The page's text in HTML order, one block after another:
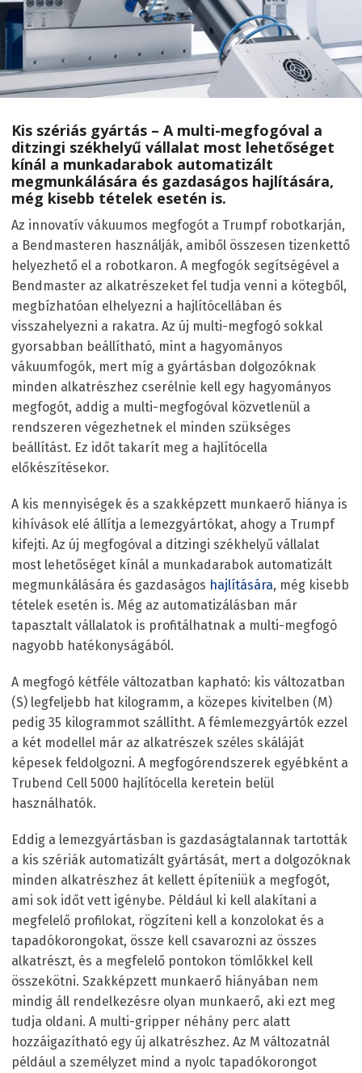
Kis szériás gyártás – A multi-megfogóval a
ditzingi székhelyű vállalat most lehetőséget
kínál a munkadarabok automatizált
megmunkálására és gazdaságos hajlítására,
még kisebb tételek esetén is.
Az innovatív vákuumos megfogót a Trumpf robotkarján,
a Bendmasteren használják, amiből összesen tizenkettő
helyezhető el a robotkaron. A megfogók segítségével a
Bendmaster az alkatrészeket fel tudja venni a kötegből,
megbízhatóan elhelyezni a hajlítócellában és
visszahelyezni a rakatra. Az új multi-megfogó sokkal
gyorsabban beállítható, mint a hagyományos
vákuumfogók, mert míg a gyártásban dolgozóknak
minden alkatrészhez cserélnie kell egy hagyományos
megfogót, addig a multi-megfogóval közvetlenül a
rendszeren végezhetnek el minden szükséges
beállítást. Ez időt takarít meg a hajlítócella
előkészítésekor.
A kis mennyiségek és a szakképzett munkaerő hiánya is
kihívások elé állítja a lemezgyártókat, ahogy a Trumpf
kifejti. Az új megfogóval a ditzingi székhelyű vállalat
most lehetőséget kínál a munkadarabok automatizált
megmunkálására és gazdaságos hajlítására, még kisebb
tételek esetén is. Még az automatizálásban már
tapasztalt vállalatok is profitálhatnak a multi-megfogó
nagyobb hatékonyságából.
A megfogó kétféle változatban kapható: kis változatban
(S) legfeljebb hat kilogramm, a közepes kivitelben (M)
pedig 35 kilogrammot szállítht. A fémlemezgyártók ezzel
a két modellel már az alkatrészek széles skáláját
képesek feldolgozni. A megfogórendszerek egyébként a
Trubend Cell 5000 hajlítócella keretein belül
használhatók.
Eddig a lemezgyártásban is gazdaságtalannak tartották
a kis szériák automatizált gyártását, mert a dolgozóknak
minden alkatrészhez át kellett építeniük a megfogót,
ami sok időt vett igénybe. Például ki kell alakítani a
megfelelő profilokat, rögzíteni kell a konzolokat és a
tapadókorongokat, össze kell csavarozni az összes
alkatrészt, és a megfelelő pontokon tömlőkkel kell
összekötni. Szakképzett munkaerő hiányában nem
mindig áll rendelkezésre olyan munkaerő, aki ezt meg
tudja oldani. A multi-gripper néhány perc alatt
hozzáigazítható egy új alkatrészhez. Az M változatnál
például a személyzet mind a nyolc tapadókorongot